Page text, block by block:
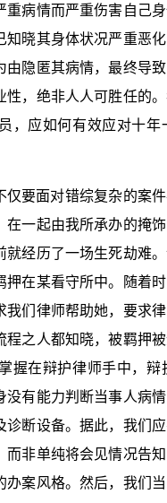
重病情而严重伤害自己
晓其身体状况严重恶
由隐匿其病情，最终导
，绝非人人可胜任的
，应如何有效应对十
要面对错综复杂的案
一起由我所承办的掩
经历了一场生死劫难
在某看守所中。随着
们律师帮助她，要求
之人都知晓，被羁押
握在辩护律师手中，
有能力判断当事人病
断设备。据此，我们
非单纯将会见情况告
案风格。然后，我们